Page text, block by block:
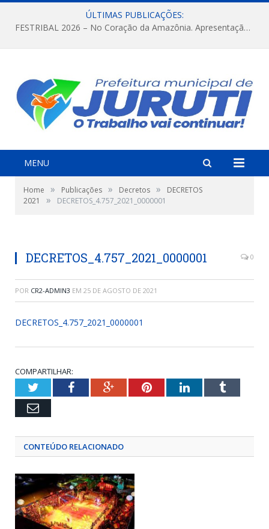
ÚLTIMAS PUBLICAÇÕES:
FESTRIBAL 2026 – No Coração da Amazônia. Apresentação da Munduruku.
MENU
Home » Publicações » Decretos »
DECRETOS
2021
» DECRETOS_4.757_2021_0000001
DECRETOS_4.757_2021_0000001 0
POR CR2-ADMIN3 EM 25 DE AGOSTO DE 2021
DECRETOS_4.757_2021_0000001
COMPARTILHAR:
TwitterFacebookGoogle+PinterestLinkedInTumblr
Email
CONTEÚDO RELACIONADO